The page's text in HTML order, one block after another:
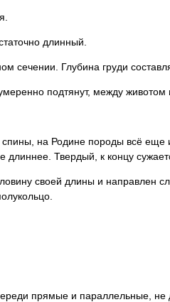
длинный.
сечении. Глубина груди
подтянут, между животом
на Родине породы всё еще
длиннее. Твердый, к концу
своей длины и направлен
прямые и параллельные,